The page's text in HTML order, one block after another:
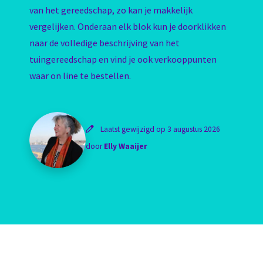
van het gereedschap, zo kan je makkelijk
vergelijken. Onderaan elk blok kun je doorklikken
naar de volledige beschrijving van het
tuingereedschap en vind je ook verkooppunten
waar on line te bestellen.
Laatst gewijzigd op 3 augustus 2026
doorElly Waaijer